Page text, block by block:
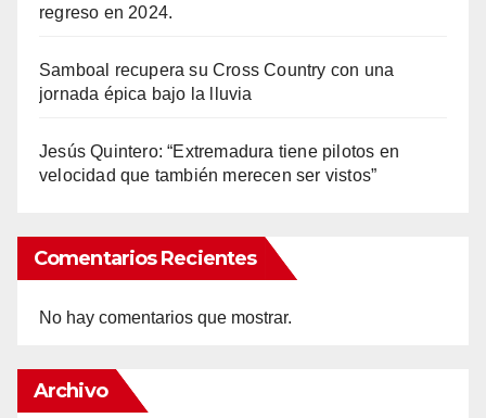
regreso en 2024.
Samboal recupera su Cross Country con una
jornada épica bajo la lluvia
Jesús Quintero: “Extremadura tiene pilotos en
velocidad que también merecen ser vistos”
Comentarios Recientes
No hay comentarios que mostrar.
Archivo